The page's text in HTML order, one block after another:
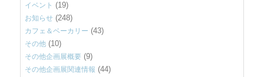
イベント (19)
お知らせ (248)
カフェ＆ベーカリー (43)
その他 (10)
その他企画展概要 (9)
その他企画展関連情報 (44)